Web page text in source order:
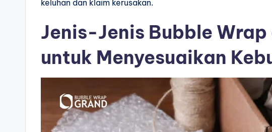
keluhan dan klaim kerusakan.
Jenis-Jenis Bubble
untuk Menyesuaikan